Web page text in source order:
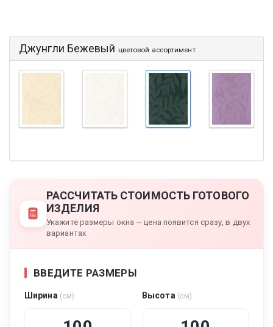
Джунгли Бежевый цветовой ассортимент
РАССЧИТАТЬ СТОИМОСТЬ ГОТОВОГО
ИЗДЕЛИЯ
Укажите размеры окна — цена появится сразу, в двух
вариантах
ВВЕДИТЕ РАЗМЕРЫ
Ширина (см) Высота (см)